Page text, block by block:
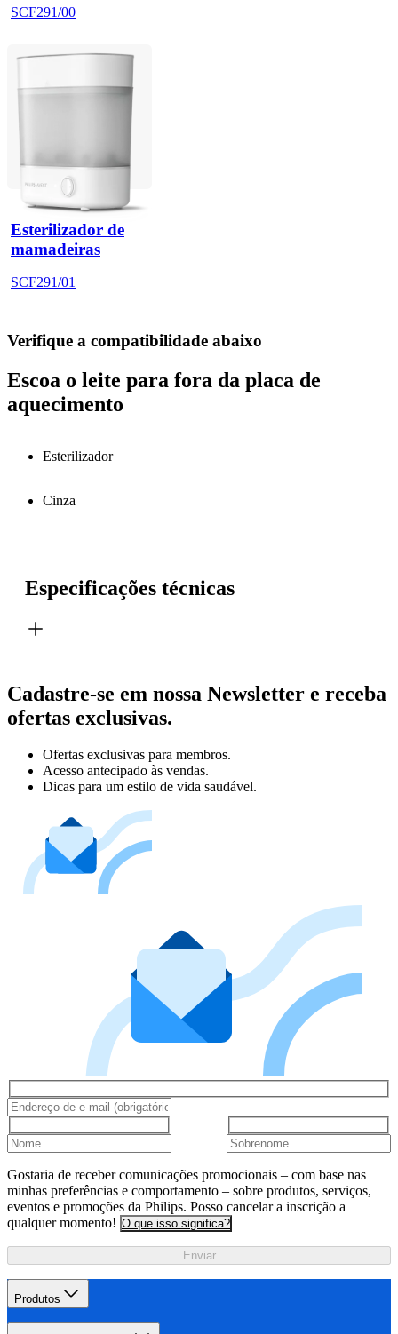
SCF291/00
Esterilizador de
mamadeiras
SCF291/01
Verifique a compatibilidade abaixo
Escoa o leite para fora da placa de
aquecimento
Esterilizador
Cinza
Especificações técnicas
Cadastre-se em nossa Newsletter e receba
ofertas exclusivas.
Ofertas exclusivas para membros.
Acesso antecipado às vendas.
Dicas para um estilo de vida saudável.
Gostaria de receber comunicações promocionais – com base nas
minhas preferências e comportamento – sobre produtos, serviços,
eventos e promoções da Philips. Posso cancelar a inscrição a
qualquer momento! O que isso significa?
Enviar
Produtos